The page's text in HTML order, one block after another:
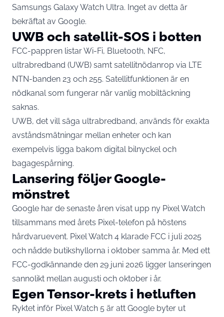
Samsungs Galaxy Watch Ultra. Inget av detta är
bekräftat av Google.
UWB och satellit-SOS i botten
FCC-pappren listar Wi-Fi, Bluetooth, NFC,
ultrabredband (UWB) samt satellitnödanrop via LTE
NTN-banden 23 och 255. Satellitfunktionen är en
nödkanal som fungerar när vanlig mobiltäckning
saknas.
UWB, det vill säga ultrabredband, används för exakta
avståndsmätningar mellan enheter och kan
exempelvis ligga bakom digital bilnyckel och
bagagespårning.
Lansering följer Google-
mönstret
Google har de senaste åren visat upp ny Pixel Watch
tillsammans med årets Pixel-telefon på höstens
hårdvaruevent. Pixel Watch 4 klarade FCC i juli 2025
och nådde butikshyllorna i oktober samma år. Med ett
FCC-godkännande den 29 juni 2026 ligger lanseringen
sannolikt mellan augusti och oktober i år.
Egen Tensor-krets i hetluften
Ryktet inför Pixel Watch 5 är att Google byter ut